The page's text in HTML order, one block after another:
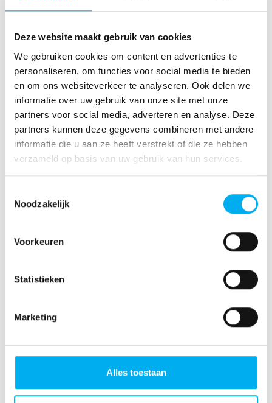
Deze website maakt gebruik van cookies
We gebruiken cookies om content en advertenties te
personaliseren, om functies voor social media te bieden
en om ons websiteverkeer te analyseren. Ook delen we
informatie over uw gebruik van onze site met onze
partners voor social media, adverteren en analyse. Deze
partners kunnen deze gegevens combineren met andere
informatie die u aan ze heeft verstrekt of die ze hebben
verzameld op basis van uw gebruik van hun services.
Noodzakelijk
Voorkeuren
Statistieken
Marketing
Alles toestaan
Straatnaam + huisnummer
Postcode
Woonplaats
Chassisnummer (te vinden op kentekenbewijs of in de